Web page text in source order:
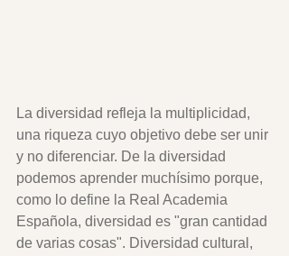
La diversidad refleja la multiplicidad,
una riqueza cuyo objetivo debe ser unir
y no diferenciar. De la diversidad
podemos aprender muchísimo porque,
como lo define la Real Academia
Española, diversidad es "gran cantidad
de varias cosas". Diversidad cultural,